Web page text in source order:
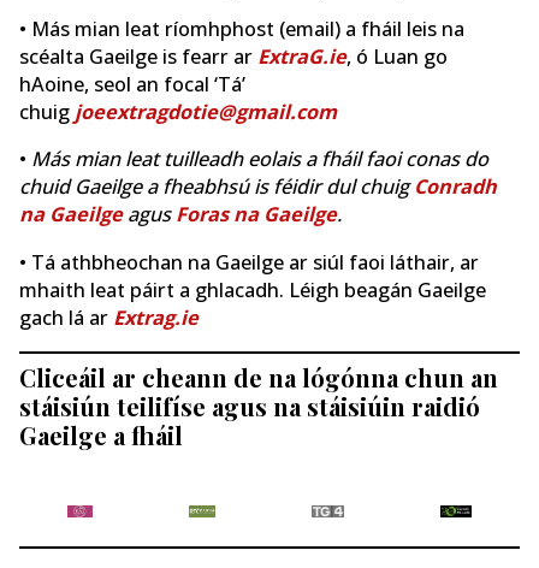
• Más mian leat ríomhphost (email) a fháil leis na
scéalta Gaeilge is fearr ar ExtraG.ie, ó Luan go
hAoine, seol an focal ‘Tá’
chuig joeextragdotie@gmail.com
• Más mian leat tuilleadh eolais a fháil faoi conas do
chuid Gaeilge a fheabhsú is féidir dul chuigConradh
na GaeilgeagusForas na Gaeilge.
• Tá athbheochan na Gaeilge ar siúl faoi láthair, ar
mhaith leat páirt a ghlacadh. Léigh beagán Gaeilge
gach lá ar Extrag.ie
Cliceáil ar cheann de na lógónna chun an
stáisiún teilifíse agus na stáisiúin raidió
Gaeilge a fháil